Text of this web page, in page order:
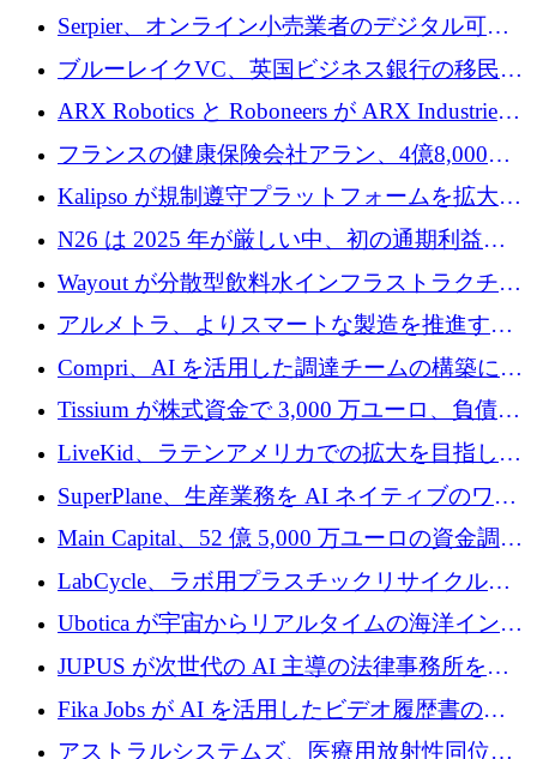
SE3 が自律システム用の空間 AI プラットフォ
ームを発表
Serpier、オンライン小売業者のデジタル可視
性向上を支援するために 140 万ユーロを調達
ブルーレイクVC、英国ビジネス銀行の移民主
導スタートアップ支援で初のファンド獲得に
ARX Robotics と Roboneers が ARX Industries
を設立し、無人地上車両の生産を拡大
フランスの健康保険会社アラン、4億8,000万
ユーロの資金調達ラウンドで合意
Kalipso が規制遵守プラットフォームを拡大す
るために 320 万ドルを調達
N26 は 2025 年が厳しい中、初の通期利益を
達成
Wayout が分散型飲料水インフラストラクチャ
プラットフォームを拡張するために 242 万ユ
ーロを調達
アルメトラ、よりスマートな製造を推進する
ためにシリーズ A で 1,630 万ユーロを確保
Compri、AI を活用した調達チームの構築に
320 万ユーロを確保
Tissium が株式資金で 3,000 万ユーロ、負債で
3,000 万ユーロを調達
LiveKid、ラテンアメリカでの拡大を目指して
Aldea を買収
SuperPlane、生産業務を AI ネイティブのワー
クフロー層に変えるために 260 万ドルを確保
Main Capital、52 億 5,000 万ユーロの資金調達
でエンタープライズ ソフトウェアの開発を倍
LabCycle、ラボ用プラスチックリサイクルシ
ステムを商業化し、焼却廃棄物を削減するた
めに43万ポンドを確保
Ubotica が宇宙からリアルタイムの海洋インテ
リジェンスを拡張するために 1,100 万ドルを
JUPUS が次世代の AI 主導の法律事務所を強
化するために 1,300 万ユーロを調達
Fika Jobs が AI を活用したビデオ履歴書のた
めに 400 万ドルを調達
アストラルシステムズ、医療用放射性同位元